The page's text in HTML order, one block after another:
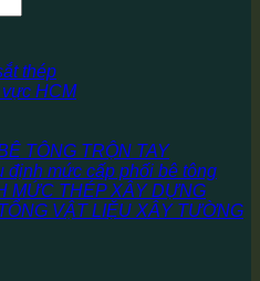
thép
HCM
TÔNG TRỘN TAY
định mức cấp phối bê tông
MỨC THÉP XÂY DỰNG
VẬT LIỆU XÂY TƯỜNG